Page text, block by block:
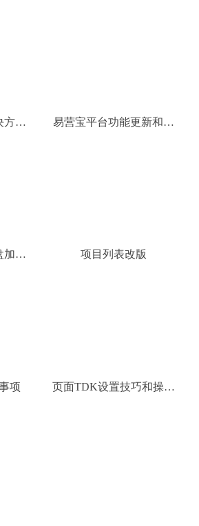
方案
易营宝平台功能更新和优
加密
项目列表改版
项
页面TDK设置技巧和操作